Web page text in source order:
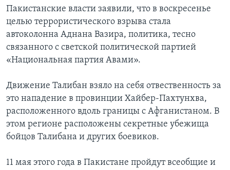
Пакистанские власти заявили, что в воскресенье
целью террористического взрыва стала
автоколонна Аднана Вазира, политика, тесно
связанного с светской политической партией
«Национальная партия Авами».
Движение Талибан взяло на себя отвественность за
это нападение в провинции Хайбер-Пахтунхва,
расположенного вдоль границы с Афганистаном. В
этом регионе расположены секретные убежища
бойцов Талибана и других боевиков.
11 мая этого года в Пакистане пройдут всеобщие и